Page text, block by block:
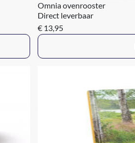
Omnia ovenrooster
Direct leverbaar
€ 13,95